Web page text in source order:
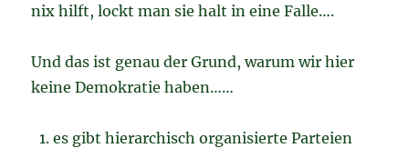
nix hilft, lockt man sie halt in eine Falle….
Und das ist genau der Grund, warum wir hier
keine Demokratie haben……
es gibt hierarchisch organisierte Parteien